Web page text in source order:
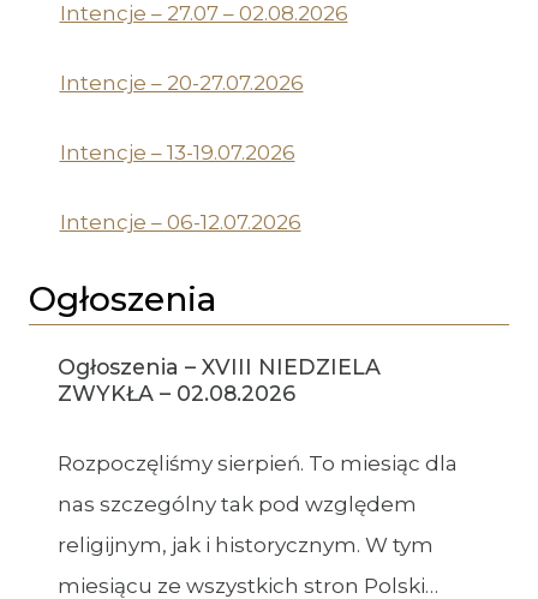
Intencje – 27.07 – 02.08.2026
Intencje – 20-27.07.2026
Intencje – 13-19.07.2026
Intencje – 06-12.07.2026
Ogłoszenia
Ogłoszenia – XVIII NIEDZIELA
ZWYKŁA – 02.08.2026
Rozpoczęliśmy sierpień. To miesiąc dla
nas szczególny tak pod względem
religijnym, jak i historycznym. W tym
miesiącu ze wszystkich stron Polski…